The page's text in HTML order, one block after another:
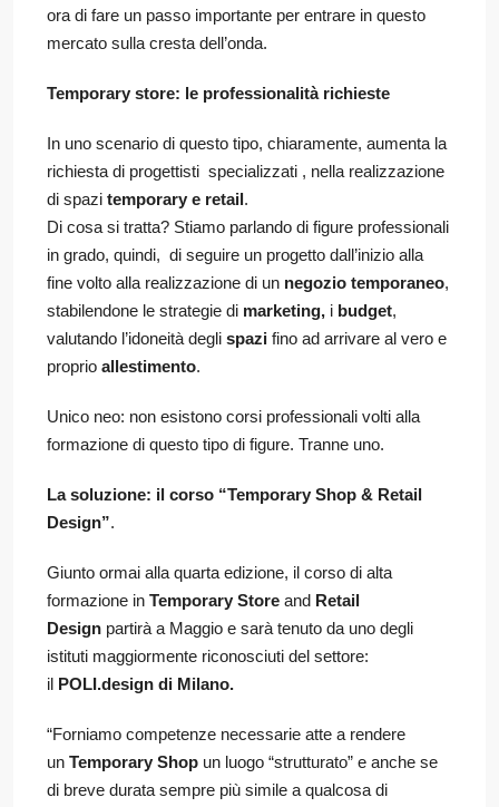
ora di fare un passo importante per entrare in questo
mercato sulla cresta dell’onda.
Temporary store: le professionalità richieste
In uno scenario di questo tipo, chiaramente, aumenta la
richiesta di progettisti specializzati , nella realizzazione
di spazi temporary e retail.
Di cosa si tratta? Stiamo parlando di figure professionali
in grado, quindi, di seguire un progetto dall’inizio alla
fine volto alla realizzazione di un negozio temporaneo,
stabilendone le strategie di marketing, i budget,
valutando l’idoneità degli spazi fino ad arrivare al vero e
proprio allestimento.
Unico neo: non esistono corsi professionali volti alla
formazione di questo tipo di figure. Tranne uno.
La soluzione: il corso “Temporary Shop & Retail
Design”.
Giunto ormai alla quarta edizione, il corso di alta
formazione in Temporary Store and Retail
Design partirà a Maggio e sarà tenuto da uno degli
istituti maggiormente riconosciuti del settore:
il POLI.design di Milano.
“Forniamo competenze necessarie atte a rendere
un Temporary Shop un luogo “strutturato” e anche se
di breve durata sempre più simile a qualcosa di